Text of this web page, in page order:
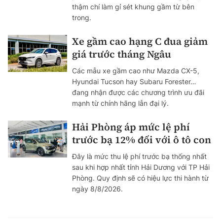
thậm chí làm gỉ sét khung gầm từ bên
trong.
Xe gầm cao hạng C đua giảm
giá trước tháng Ngâu
Các mẫu xe gầm cao như Mazda CX-5,
Hyundai Tucson hay Subaru Forester…
đang nhận được các chương trình ưu đãi
mạnh từ chính hãng lẫn đại lý.
Hải Phòng áp mức lệ phí
trước bạ 12% đối với ô tô con
Đây là mức thu lệ phí trước bạ thống nhất
sau khi hợp nhất tỉnh Hải Dương với TP Hải
Phòng. Quy định sẽ có hiệu lực thi hành từ
ngày 8/8/2026.